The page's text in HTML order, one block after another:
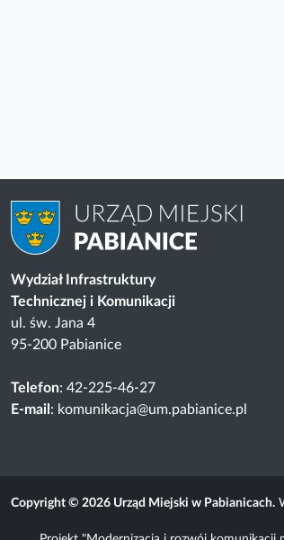
Wydział Infrastruktury
Technicznej i Komunikacji
ul. św. Jana 4
95-200 Pabianice
Telefon: 42-225-46-27
E-mail : komunikacja@um.pabianice.pl
Copyright © 2026 Urząd Miejski w Pabianicach.